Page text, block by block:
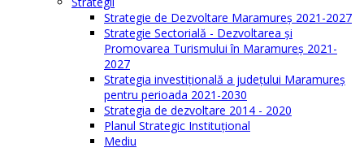
Strategie de Dezvoltare Maramureș 2021-2027
Strategie Sectorială - Dezvoltarea și
Promovarea Turismului în Maramureș 2021-
2027
Strategia investiţională a județului Maramureș
pentru perioada 2021-2030
Strategia de dezvoltare 2014 - 2020
Planul Strategic Instituţional
Mediu